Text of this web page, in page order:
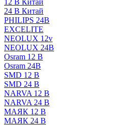
12 В Китай
24 В Китай
PHILIPS 24В
EXCELITE
NEOLUX 12v
NEOLUX 24В
Osram 12 В
Osram 24В
SMD 12 В
SMD 24 В
NARVA 12 В
NARVA 24 В
МАЯК 12 В
МАЯК 24 В